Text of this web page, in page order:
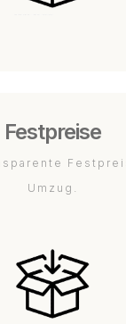
Festpreise
Umzug.